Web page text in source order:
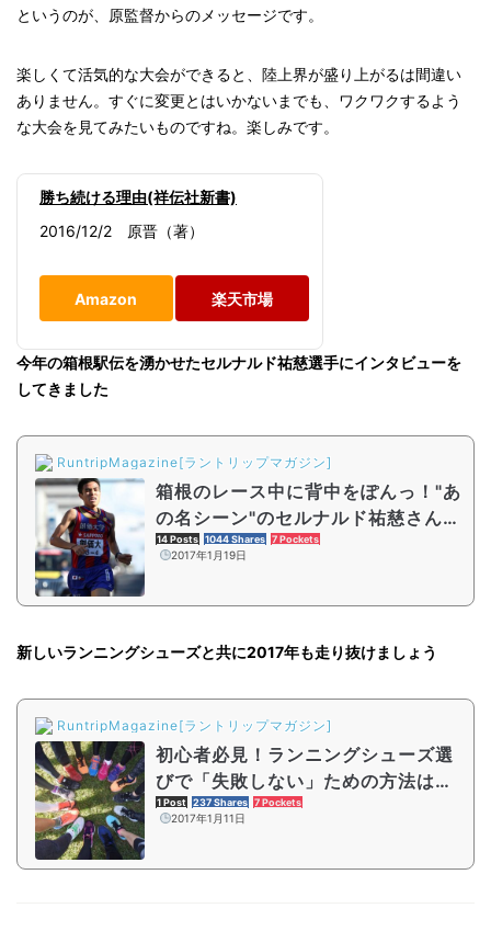
というのが、原監督からのメッセージです。
楽しくて活気的な大会ができると、陸上界が盛り上がるは間違い
ありません。すぐに変更とはいかないまでも、ワクワクするよう
な大会を見てみたいものですね。楽しみです。
勝ち続ける理由(祥伝社新書)
2016/12/2 原晋（著）
Amazon 楽天市場
今年の箱根駅伝を湧かせたセルナルド祐慈選手にインタビューを
してきました
RuntripMagazine[ラントリップマガジン]
箱根のレース中に背中をぽんっ！"あ
の名シーン"のセルナルド祐慈さんに
インタビュー
14 Posts 1044 Shares 7 Pockets
2017年1月19日
新しいランニングシューズと共に2017年も走り抜けましょう
RuntripMagazine[ラントリップマガジン]
初心者必見！ランニングシューズ選
びで「失敗しない」ための方法はコ
レ。
1 Post 237 Shares 7 Pockets
2017年1月11日